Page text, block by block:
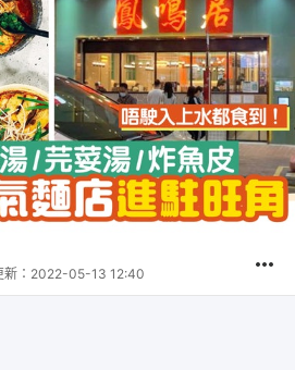
新： 2022-05-13 12:40